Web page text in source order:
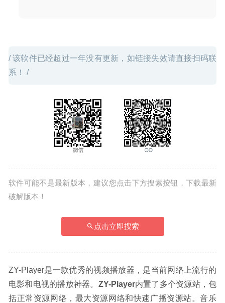
/ 该软件已经超过一年没有更新，如链接失效请直接扫码联
系！ /
软件可能不是最新版本，建议您点击下方搜索按钮，下载最新
破解版本！
点击立即搜索
ZY-Player是一款优秀的视频播放器，是当前网络上流行的
电影和电视的播放神器。 ZY-Player内置了多个资源站，包
括正常资源网络，最大资源网络和快速广播资源站。音乐